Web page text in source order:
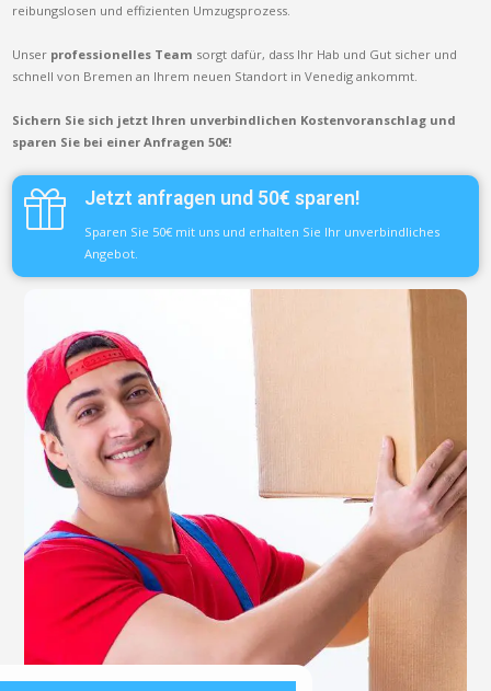
reibungslosen und effizienten Umzugsprozess.
Unser professionelles Team sorgt dafür, dass Ihr Hab und Gut sicher und
schnell von Bremen an Ihrem neuen Standort in Venedig ankommt.
Sichern Sie sich jetzt Ihren unverbindlichen Kostenvoranschlag und
sparen Sie bei einer Anfragen 50€!
Jetzt anfragen und 50€ sparen!
Sparen Sie 50€ mit uns und erhalten Sie Ihr unverbindliches
Angebot.